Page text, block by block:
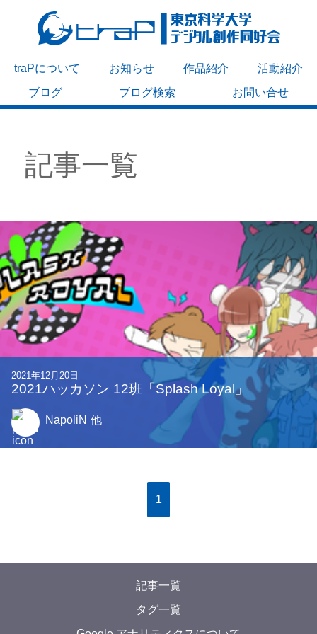
traPについて お知らせ 作品紹介
活動紹介
ブログ
ブログ検索 お問い合せ
記事一覧
2021年12月20日
2021ハッカソン 12班「Splash Loyal」
NapoliN 他
1
記事一覧
タグ一覧